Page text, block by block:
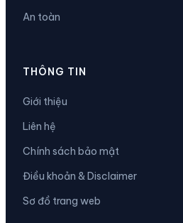
An toàn
THÔNG TIN
Giới thiệu
Liên hệ
Chính sách bảo mật
Điều khoản & Disclaimer
Sơ đồ trang web